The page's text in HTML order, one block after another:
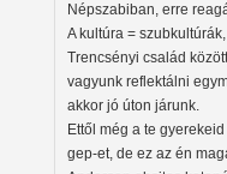
Népszabiban, erre
A kultúra =
Trencsényi család
vagyunk reflektálni
akkor jó úton járunk.
Ettől még a te
gep-et, de ez az én